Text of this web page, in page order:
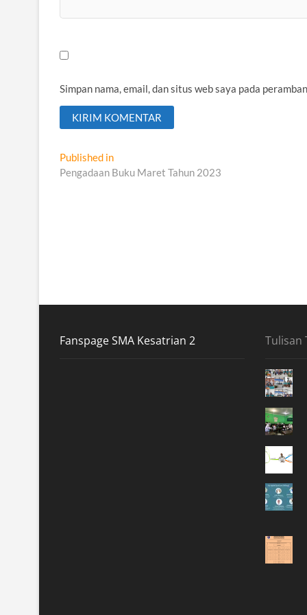
Simpan nama, email, dan situs web saya pada
Navigasi
pos
Published in
Pengadaan Buku Maret Tahun 2023
Fanspage SMA Kesatrian 2 Tulisan